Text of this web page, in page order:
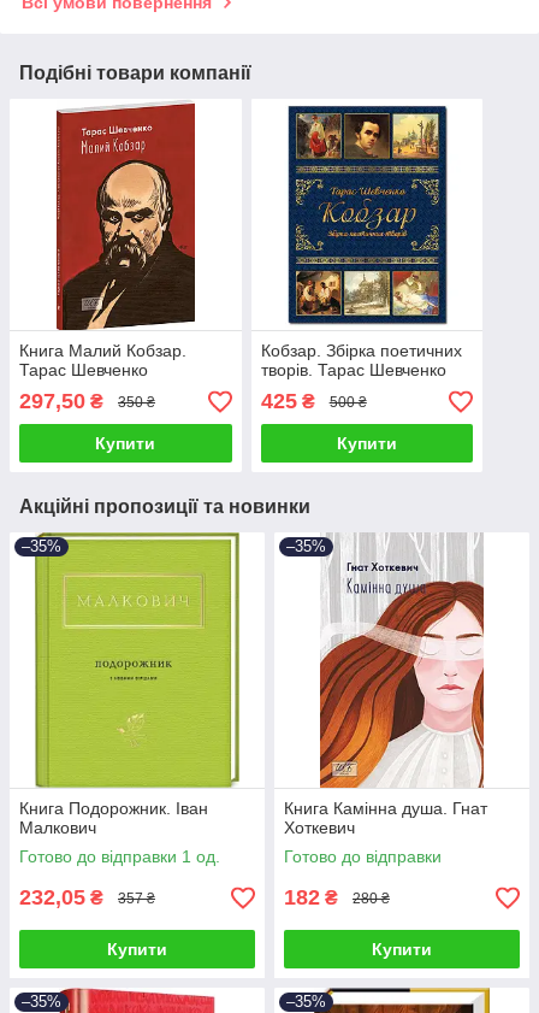
Подібні товари компанії
Книга Малий Кобзар.
Тарас Шевченко
297,50 ₴ 350 ₴
Купити
Кобзар. Збірка поетичних
творів. Тарас Шевченко
425₴ 500 ₴
Купити
Акційні пропозиції та новинки
–35%
Книга Подорожник. Іван
Малкович
Готово до відправки 1 од.
232,05 ₴ 357 ₴
Купити
–35%
Книга Камінна душа. Гнат
Хоткевич
Готово до відправки
182 ₴ 280 ₴
Купити
–35% –35%